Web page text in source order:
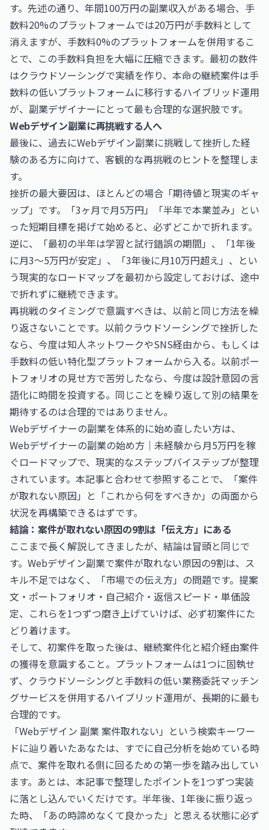
す。先述の通り、年間100万円の副業収入がある場合、手
数料20%のプラットフォームでは20万円が手数料として
消えますが、手数料0%のプラットフォームを併用するこ
とで、この手数料負担を大幅に圧縮できます。最初の数件
はクラウドソーシングで実績を作り、本命の継続案件は手
数料の低いプラットフォームに移行するハイブリッド運用
が、副業デザイナーにとって最も合理的な選択肢です。
Webデザイン副業に再挑戦する人へ
最後に、過去にWebデザイン副業に挑戦して挫折した経
験のある方に向けて、客観的な再挑戦のヒントを整理しま
す。
挫折の最大要因は、ほとんどの場合「期待値と現実のギャ
ップ」です。「3ヶ月で月5万円」「半年で本業並み」とい
った短期目標を掲げて始めると、必ずどこかで折れます。
逆に、「最初の半年は学習と試行錯誤の期間」、「1年後
に月3〜5万円が安定」、「3年後に月10万円超え」、とい
う現実的なロードマップを最初から設定しておけば、途中
で折れずに継続できます。
再挑戦のタイミングで意識すべきは、以前と同じ方法を繰
り返さないことです。以前クラウドソーシングで挫折した
なら、今度は知人ネットワークやSNS経由から、もしくは
手数料の低い特化型プラットフォームから入る。以前ポー
トフォリオの見せ方で苦労したなら、今度は設計意図の言
語化に時間を投資する。同じことを繰り返して別の結果を
期待するのは合理的ではありません。
Webデザイナーの副業を体系的に始め直したい方は、
Webデザイナーの副業の始め方｜未経験から月5万円を稼
ぐロードマップで、現実的なステップバイステップが整理
されています。本記事と合わせて参照することで、「案件
が取れない原因」と「これから何をすべきか」の両面から
状況を再構築できるはずです。
結論：案件が取れない原因の9割は「伝え方」にある
ここまで長く解説してきましたが、結論は冒頭と同じで
す。Webデザイン副業で案件が取れない原因の9割は、ス
キル不足ではなく、「市場での伝え方」の問題です。提案
文・ポートフォリオ・自己紹介・返信スピード・単価設
定、これらを1つずつ磨き上げていけば、必ず初案件にた
どり着けます。
そして、初案件を取った後は、継続案件化と紹介経由案件
の獲得を意識すること。プラットフォームは1つに固執せ
ず、クラウドソーシングと手数料の低い業務委託マッチン
グサービスを併用するハイブリッド運用が、長期的に最も
合理的です。
「Webデザイン 副業 案件取れない」という検索キーワー
ドに辿り着いたあなたは、すでに自己分析を始めている時
点で、案件を取れる側に回るための第一歩を踏み出してい
ます。あとは、本記事で整理したポイントを1つずつ実装
に落とし込んでいくだけです。半年後、1年後に振り返っ
た時、「あの時諦めなくて良かった」と思える状態に必ず